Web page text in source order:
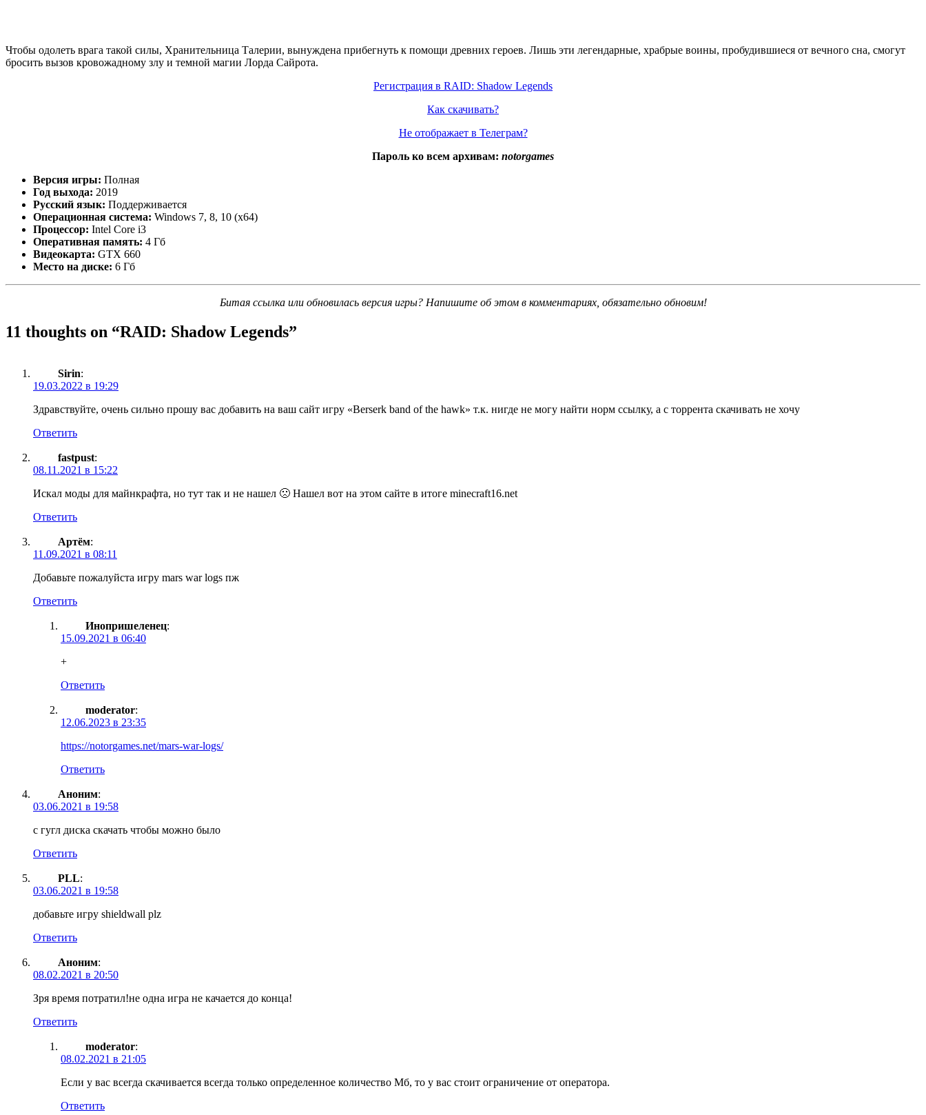
Чтобы одолеть врага такой силы, Хранительница Талерии, вынуждена прибегнуть к помощи древних героев. Лишь эти легендарные, храбрые воины, пробудившиеся от вечного сна, смогут
бросить вызов кровожадному злу и темной магии Лорда Сайрота.
Регистрация в RAID: Shadow Legends
Как скачивать?
Не отображает в Телеграм?
Пароль ко всем архивам: notorgames
Версия игры: Полная
Год выхода: 2019
Русский язык: Поддерживается
Операционная система: Windows 7, 8, 10 (x64)
Процессор: Intel Core i3
Оперативная память: 4 Гб
Видеокарта: GTX 660
Место на диске: 6 Гб
Битая ссылка или обновилась версия игры? Напишите об этом в комментариях, обязательно обновим!
11 thoughts on “RAID: Shadow Legends”
Sirin:
19.03.2022 в 19:29
Здравствуйте, очень сильно прошу вас добавить на ваш сайт игру «Berserk band of the hawk» т.к. нигде не могу найти норм ссылку, а с торрента скачивать не хочу
Ответить
fastpust:
08.11.2021 в 15:22
Искал моды для майнкрафта, но тут так и не нашел 🙁 Нашел вот на этом сайте в итоге minecraft16.net
Ответить
Артём:
11.09.2021 в 08:11
Добавьте пожалуйста игру mars war logs пж
Ответить
Инопришеленец:
15.09.2021 в 06:40
+
Ответить
moderator:
12.06.2023 в 23:35
https://notorgames.net/mars-war-logs/
Ответить
Аноним:
03.06.2021 в 19:58
с гугл диска скачать чтобы можно было
Ответить
PLL:
03.06.2021 в 19:58
добавьте игру shieldwall plz
Ответить
Аноним:
08.02.2021 в 20:50
Зря время потратил!не одна игра не качается до конца!
Ответить
moderator:
08.02.2021 в 21:05
Если у вас всегда скачивается всегда только определенное количество Мб, то у вас стоит ограничение от оператора.
Ответить